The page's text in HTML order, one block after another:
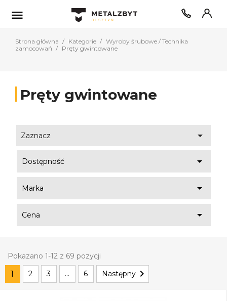

Strona główna Kategorie
Wyroby śrubowe / Technika
zamocowań
Pręty gwintowane
Pręty gwintowane
Zaznacz 
Dostępność 
Marka 
Cena 
Pokazano 1-12 z 69 pozycji
1 2 3 … 6 Następny 